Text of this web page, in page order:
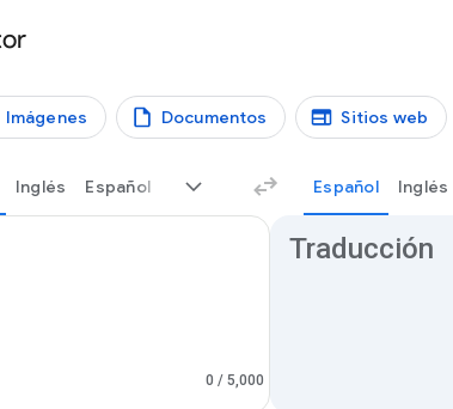
Imágenes Documentos Sitios web
Inglés Español Portugués (Brasil)Español Inglés
0 / 5,000
Traducción